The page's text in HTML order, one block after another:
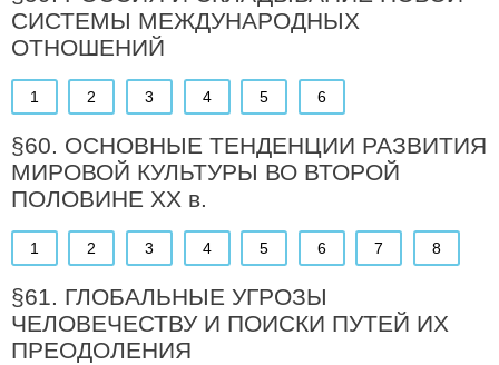
СИСТЕМЫ МЕЖДУНАРОДНЫХ
ОТНОШЕНИЙ
1 2 3 4 5 6
§60. ОСНОВНЫЕ ТЕНДЕНЦИИ РАЗВИТИЯ
МИРОВОЙ КУЛЬТУРЫ ВО ВТОРОЙ
ПОЛОВИНЕ XX в.
1 2 3 4 5 6 7 8
§61. ГЛОБАЛЬНЫЕ УГРОЗЫ
ЧЕЛОВЕЧЕСТВУ И ПОИСКИ ПУТЕЙ ИХ
ПРЕОДОЛЕНИЯ